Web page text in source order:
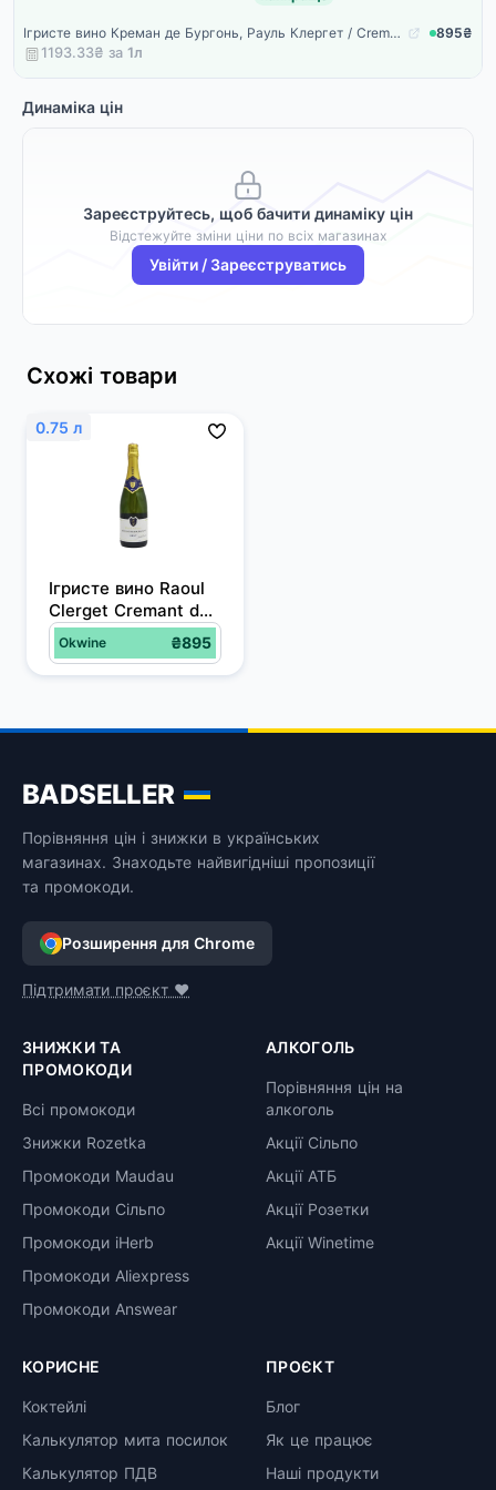
Ігристе вино Креман де Бургонь, Рауль Клергет / Cremant de Bourgogne, Raoul Clerget, рожеве брют 0.75л
895₴
1193.33₴ за 1л
Динаміка цін
Зареєструйтесь, щоб бачити динаміку цін
Відстежуйте зміни ціни по всіх магазинах
Увійти / Зареєструватись
Схожі товари
0.75 л
Ігристе вино Raoul
Clerget Cremant de
Bourgogne Brut,
біле, брют, 12%, 0,75
л
Okwine ₴895
BADSELLER
Порівняння цін і знижки в українських
магазинах. Знаходьте найвигідніші пропозиції
та промокоди.
Розширення для Chrome
Підтримати проєкт ❤️
ЗНИЖКИ ТА
ПРОМОКОДИ
Всі промокоди
Знижки Rozetka
Промокоди Maudau
Промокоди Сільпо
Промокоди iHerb
Промокоди Aliexpress
Промокоди Answear
АЛКОГОЛЬ
Порівняння цін на
алкоголь
Акції Сільпо
Акції АТБ
Акції Розетки
Акції Winetime
КОРИСНЕ
Коктейлі
Калькулятор мита посилок
Калькулятор ПДВ
ПРОЄКТ
Блог
Як це працює
Наші продукти